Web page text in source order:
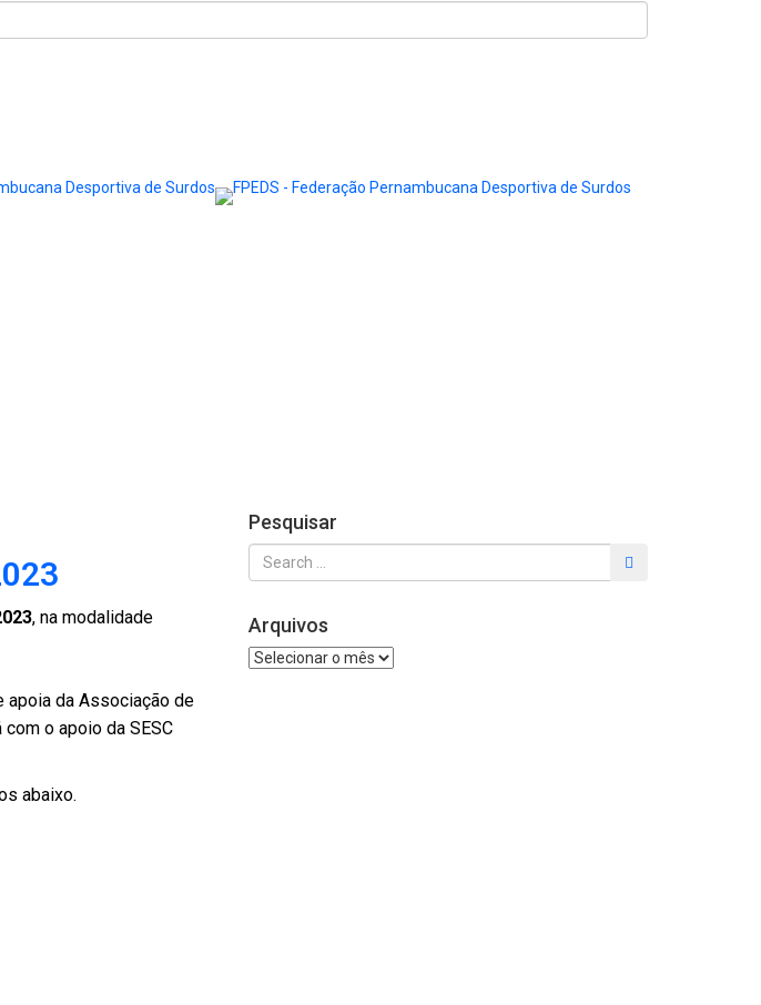
, na modalidade
apoia da Associação de
o apoio da SESC
abaixo.
Pesquisar
Arquivos
Arquivos